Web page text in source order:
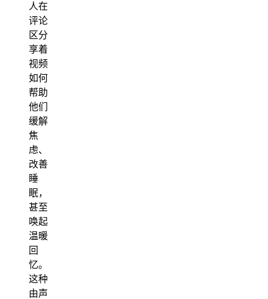
人在
评论
区分
享着
视频
如何
帮助
他们
缓解
焦
虑、
改善
睡
眠，
甚至
唤起
温暖
回
忆。
这种
由声